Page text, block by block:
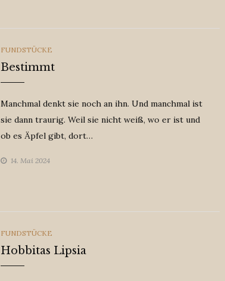
CATEGORIES
FUNDSTÜCKE
Bestimmt
Manchmal denkt sie noch an ihn. Und manchmal ist
sie dann traurig. Weil sie nicht weiß, wo er ist und
ob es Äpfel gibt, dort…
14. Mai 2024
CATEGORIES
FUNDSTÜCKE
Hobbitas Lipsia